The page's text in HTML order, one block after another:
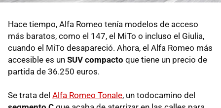
Hace tiempo, Alfa Romeo tenía modelos de acceso
más baratos, como el 147, el MiTo o incluso el Giulia,
cuando el MiTo desapareció. Ahora, el Alfa Romeo más
accesible es un SUV compacto que tiene un precio de
partida de 36.250 euros.
Se trata del Alfa Romeo Tonale, un todocamino del